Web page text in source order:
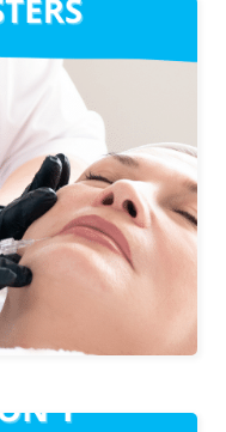
con el que
y
de
colágeno; A
no